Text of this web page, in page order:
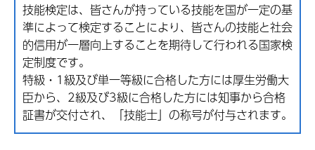
技能検定は、皆さんが持っている技能を国が一定の基
準によって検定することにより、皆さんの技能と社会
的信用が一層向上することを期待して行われる国家検
定制度です。
特級・1級及び単一等級に合格した方には厚生労働大
臣から、2級及び3級に合格した方には知事から合格
証書が交付され、「技能士」の称号が付与されます。